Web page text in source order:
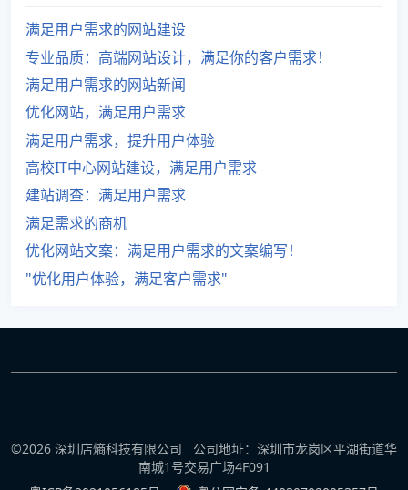
满足用户需求的网站建设
专业品质：高端网站设计，满足你的客户需求！
满足用户需求的网站新闻
优化网站，满足用户需求
满足用户需求，提升用户体验
高校IT中心网站建设，满足用户需求
建站调查：满足用户需求
满足需求的商机
优化网站文案：满足用户需求的文案编写！
"优化用户体验，满足客户需求"
©2026 深圳店熵科技有限公司 公司地址：深圳市龙岗区平湖街道华
南城1号交易广场4F091